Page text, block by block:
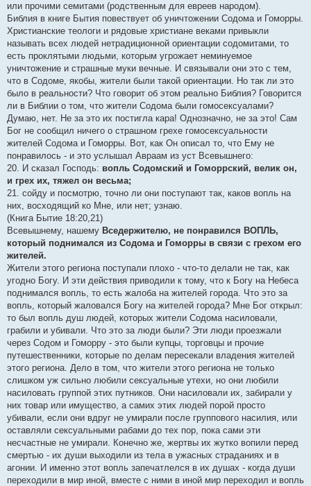
или прочими семитами (родственным для евреев народом).
Библия в книге Бытия повествует об уничтожении Содома и Гоморры.
Христианские теологи и рядовые христиане веками привыкли
называть всех людей нетрадиционной ориентации содомитами, то
есть проклятыми людьми, которым угрожает неминуемое
уничтожение и страшные муки вечные. И связывали они это с тем,
что в Содоме, якобы, жители были такой ориентации. Но так ли это
было в реальности? Что говорит об этом реально Библия? Говорится
ли в Библии о том, что жители Содома были гомосексуалами?
Думаю, нет. Не за это их постигла кара! Однозначно, не за это! Сам
Бог не сообщил ничего о страшном грехе гомосексуальности
жителей Содома и Гоморры. Вот, как Он описал то, что Ему не
понравилось - и это услышал Авраам из уст Всевышнего:
20. И сказал Господь: вопль Содомский и Гоморрский, велик он,
и грех их, тяжел он весьма;
21. сойду и посмотрю, точно ли они поступают так, каков вопль на
них, восходящий ко Мне, или нет; узнаю.
(Книга Бытие 18:20,21)
Всевышнему, нашему Вседержителю, не понравился ВОПЛЬ,
который поднимался из Содома и Гоморры в связи с грехом его
жителей.
Жители этого региона поступали плохо - что-то делали не так, как
угодно Богу. И эти действия приводили к тому, что к Богу на Небеса
поднимался вопль, то есть жалоба на жителей города. Что это за
вопль, который жаловался Богу на жителей города? Мне Бог открыл:
то был вопль душ людей, которых жители Содома насиловали,
грабили и убивали. Что это за люди были? Эти люди проезжали
через Содом и Гоморру - это были купцы, торговцы и прочие
путешественники, которые по делам пересекали владения жителей
этого региона. Дело в том, что жители этого региона не только
слишком уж сильно любили сексуальные утехи, но они любили
насиловать группой этих путников. Они насиловали их, забирали у
них товар или имущество, а самих этих людей порой просто
убивали, если они вдруг не умирали после группового насилия, или
оставляли сексуальными рабами до тех пор, пока сами эти
несчастные не умирали. Конечно же, жертвы их жутко вопили перед
смертью - их души выходили из тела в ужасных страданиях и в
агонии. И именно этот вопль запечатлелся в их душах - когда души
переходили в мир иной, вместе с ними в иной мир переходил и вопль